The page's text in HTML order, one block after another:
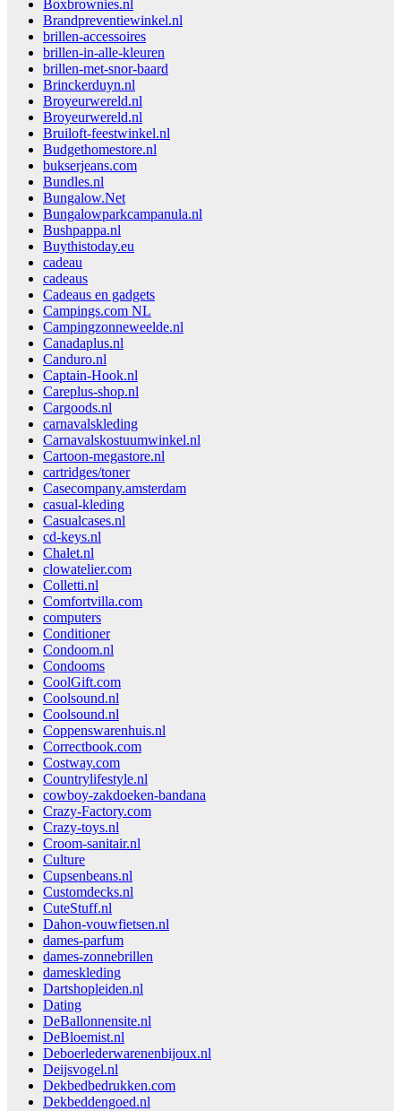
Boxbrownies.nl
Brandpreventiewinkel.nl
brillen-accessoires
brillen-in-alle-kleuren
brillen-met-snor-baard
Brinckerduyn.nl
Broyeurwereld.nl
Broyeurwereld.nl
Bruiloft-feestwinkel.nl
Budgethomestore.nl
bukserjeans.com
Bundles.nl
Bungalow.Net
Bungalowparkcampanula.nl
Bushpappa.nl
Buythistoday.eu
cadeau
cadeaus
Cadeaus en gadgets
Campings.com NL
Campingzonneweelde.nl
Canadaplus.nl
Canduro.nl
Captain-Hook.nl
Careplus-shop.nl
Cargoods.nl
carnavalskleding
Carnavalskostuumwinkel.nl
Cartoon-megastore.nl
cartridges/toner
Casecompany.amsterdam
casual-kleding
Casualcases.nl
cd-keys.nl
Chalet.nl
clowatelier.com
Colletti.nl
Comfortvilla.com
computers
Conditioner
Condoom.nl
Condooms
CoolGift.com
Coolsound.nl
Coolsound.nl
Coppenswarenhuis.nl
Correctbook.com
Costway.com
Countrylifestyle.nl
cowboy-zakdoeken-bandana
Crazy-Factory.com
Crazy-toys.nl
Croom-sanitair.nl
Culture
Cupsenbeans.nl
Customdecks.nl
CuteStuff.nl
Dahon-vouwfietsen.nl
dames-parfum
dames-zonnebrillen
dameskleding
Dartshopleiden.nl
Dating
DeBallonnensite.nl
DeBloemist.nl
Deboerlederwarenenbijoux.nl
Deijsvogel.nl
Dekbedbedrukken.com
Dekbeddengoed.nl